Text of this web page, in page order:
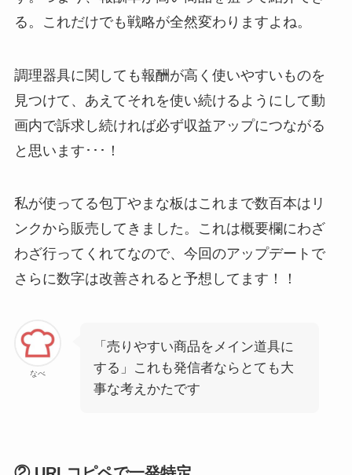
る。これだけでも戦略が全然変わりますよね。
調理器具に関しても報酬が高く使いやすいものを
見つけて、あえてそれを使い続けるようにして動
画内で訴求し続ければ必ず収益アップにつながる
と思います･･･！
私が使ってる包丁やまな板はこれまで数百本はリ
ンクから販売してきました。これは概要欄にわざ
わざ行ってくれてなので、今回のアップデートで
さらに数字は改善されると予想してます！！
なべ
「売りやすい商品をメイン道具に
する」これも発信者ならとても大
事な考えかたです